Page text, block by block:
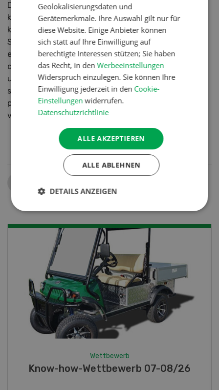
Durch diese schweizweite Vernetzung ist uns eine
konzeptionelle Kettenbetreuung möglich und wir
können auf spezielle Kundenwünsche, wie eigene
Salat- Kreationen oder Gemüsemischungen individuell
eingehen. Der absolute Mehrwert ist es aber, dass wir
durch die Sicherung der letzten Meile den Absatz aus
unseren eigenen fenaco Produktionsbetrieben
sicherstellen können. Wir können alles, was wir
produzieren, auch über unsere eigenen Handelsfirmen
verkaufen.
Fotorätsel 07-08/26
Geolokalisierungsdaten und
Gerätemerkmale. Ihre Auswahl gilt nur für
diese Website. Einige Anbieter können
sich statt auf Ihre Einwilligung auf
berechtigte Interessen stützen; Sie haben
das Recht, in denWerbeeinstellungen
Widerspruch einzulegen. Sie können Ihre
Einwilligung jederzeit in den Cookie-
Einstellungen widerrufen.
Datenschutzrichtlinie
ALLE AKZEPTIEREN
ALLE ABLEHNEN
DETAILS ANZEIGEN